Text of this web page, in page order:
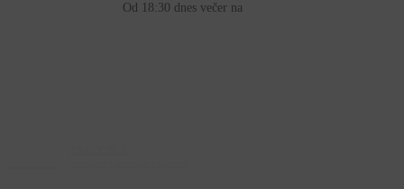
Od 18:30 dnes večer na